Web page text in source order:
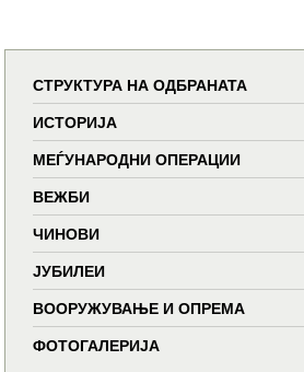
СТРУКТУРА НА ОДБРАНАТА
ИСТОРИЈА
МЕЃУНАРОДНИ ОПЕРАЦИИ
ВЕЖБИ
ЧИНОВИ
ЈУБИЛЕИ
ВООРУЖУВАЊЕ И ОПРЕМА
ФОТОГАЛЕРИЈА